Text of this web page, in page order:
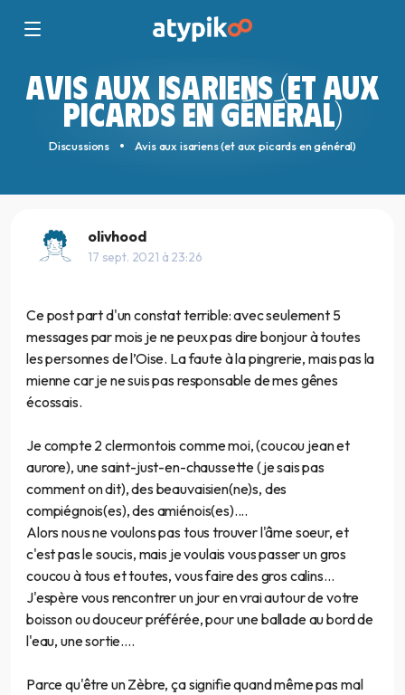
AVIS AUX ISARIENS (ET AUX
PICARDS EN GÉNÉRAL)
Discussions Avis aux isariens (et aux picards en général)
olivhood
17 sept. 2021 à 23:26
Ce post part d'un constat terrible: avec seulement 5
messages par mois je ne peux pas dire bonjour à toutes
les personnes de l’Oise. La faute à la pingrerie, mais pas la
mienne car je ne suis pas responsable de mes gênes
écossais.
Je compte 2 clermontois comme moi, (coucou jean et
aurore), une saint-just-en-chaussette (je sais pas
comment on dit), des beauvaisien(ne)s, des
compiégnois(es), des amiénois(es)....
Alors nous ne voulons pas tous trouver l'âme soeur, et
c'est pas le soucis, mais je voulais vous passer un gros
coucou à tous et toutes, vous faire des gros calins...
J'espère vous rencontrer un jour en vrai autour de votre
boisson ou douceur préférée, pour une ballade au bord de
l'eau, une sortie....
Parce qu'être un Zèbre, ça signifie quand même pas mal